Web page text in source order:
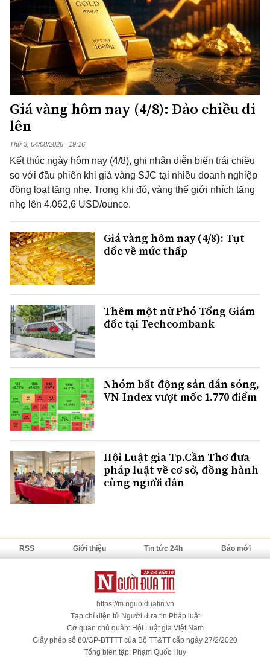
Giá vàng hôm nay (4/8): Đảo chiều đi
lên
Thứ 3, 04/08/2026 | 19:16
Kết thúc ngày hôm nay (4/8), ghi nhận diễn biến trái chiều
so với đầu phiên khi giá vàng SJC tại nhiều doanh nghiệp
đồng loạt tăng nhẹ. Trong khi đó, vàng thế giới nhích tăng
nhẹ lên 4.062,6 USD/ounce.
Giá vàng hôm nay (4/8): Tụt
dốc về mức thấp
Thêm một nữ Phó Tổng Giám
đốc tại Techcombank
Nhóm bất động sản dẫn sóng,
VN-Index vượt mốc 1.770 điểm
Hội Luật gia Tp.Cần Thơ đưa
pháp luật về cơ sở, đồng hành
cùng người dân
RSS Giới thiệu Tin tức 24h Báo mới
https://m.nguoiduatin.vn
Tạp chí điện tử Người đưa tin Pháp luật
Cơ quan chủ quản: Hội Luật gia Việt Nam
Giấy phép số 80/GP-BTTTT của Bộ TT&TT cấp ngày 27/2/2020
Tổng biên tập: Phạm Quốc Huy